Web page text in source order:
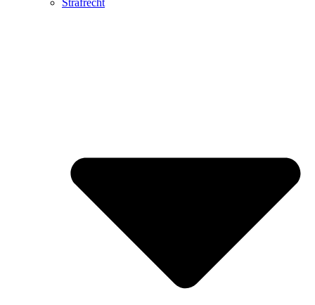
Strafrecht